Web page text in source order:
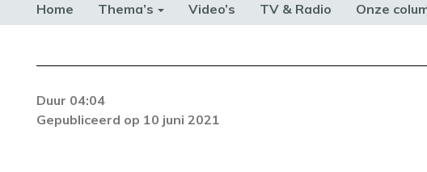
Home Thema’s Video’s TV & Radio Onze
TERUG NAAR TOEN
Duur 04:04
Gepubliceerd op 10 juni 2021